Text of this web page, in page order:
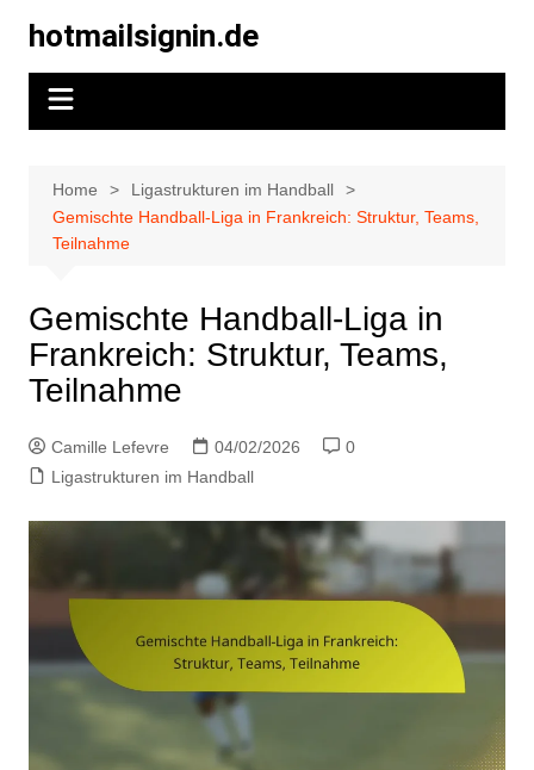
content
hotmailsignin.de
Home
Ligastrukturen im Handball
Gemischte Handball-Liga in Frankreich: Struktur, Teams,
Teilnahme
Gemischte Handball-Liga in
Frankreich: Struktur, Teams,
Teilnahme
Camille Lefevre 04/02/2026
0
Ligastrukturen im Handball